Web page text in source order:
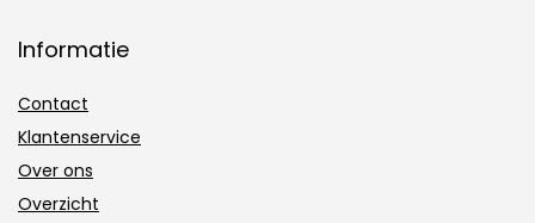
Informatie
Contact
Klantenservice
Over ons
Overzicht